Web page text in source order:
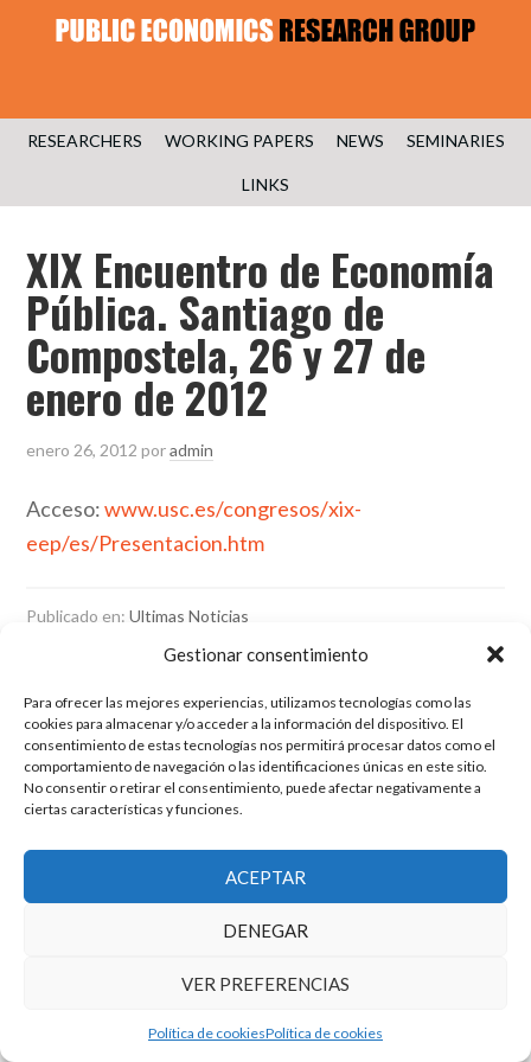
Gestionar consentimiento
Para ofrecer las mejores experiencias, utilizamos tecnologías como las
cookies para almacenar y/o acceder a la información del dispositivo. El
consentimiento de estas tecnologías nos permitirá procesar datos como el
comportamiento de navegación o las identificaciones únicas en este sitio.
No consentir o retirar el consentimiento, puede afectar negativamente a
ciertas características y funciones.
ACEPTAR
DENEGAR
VER PREFERENCIAS
Política de cookiesPolítica de cookies
RESEARCHERS WORKING PAPERS NEWS SEMINARIES
LINKS
XIX Encuentro de Economía
Pública. Santiago de
Compostela, 26 y 27 de
enero de 2012
enero 26, 2012 poradmin
Acceso:www.usc.es/congresos/xix-
eep/es/Presentacion.htm
Publicado en:Ultimas Noticias
El grupo de investigación en Economía Pública cuenta con financiación
del Gobierno de Aragón
Copyright © 2025 ·Monta tu Blog· construido con el framework
Genesis|Login
Cookies
Copyright © 2025 ·Tema para economía públicaenGenesis Framework
WordPress·Acceder